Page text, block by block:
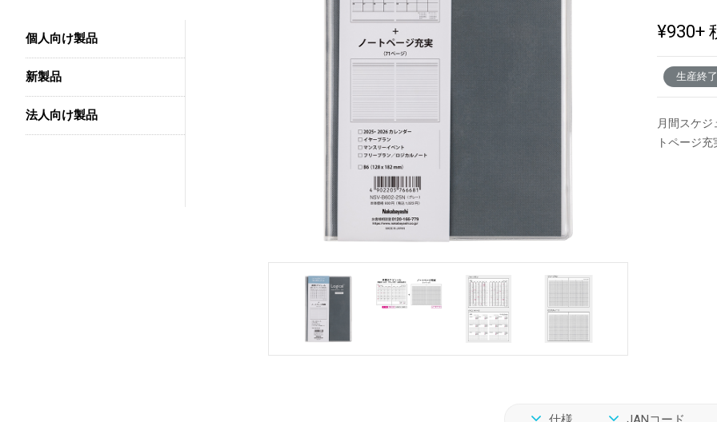
¥930+
生産終
月間スケ
トページ
個人向け製品
新製品
法人向け製品